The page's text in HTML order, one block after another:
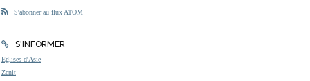
S'abonner au flux ATOM
S'INFORMER
Eglises d'Asie
Zenit